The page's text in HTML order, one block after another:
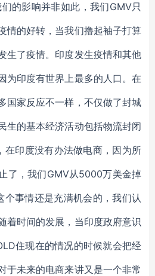
的影响并非如此，我们GMV只
情的好转，当我们撸起袖子打算
生了疫情。印度发生疫情和其他
为印度有世界上最多的人口。在
国家反应不一样，不仅做了封城
生的基本经济活动包括物流封闭
印度没有办法做电商，因为所
了，我们GMV从5000万美金掉
事情还是充满机会的，我们认
着时间的发展，当印度政府意识
住现在的情况的时候就会把经
于未来的电商来讲又是一个非常